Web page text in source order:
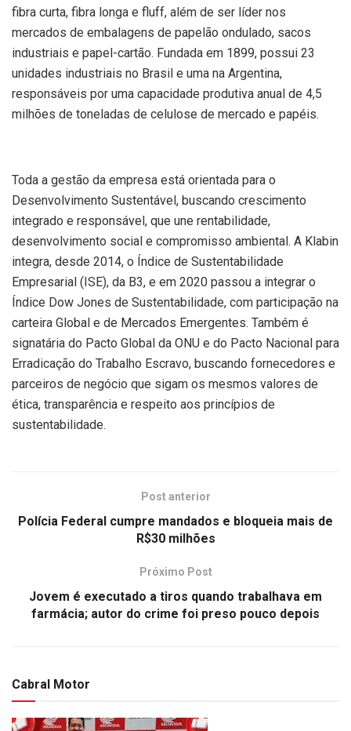
fibra curta, fibra longa e fluff, além de ser líder nos
mercados de embalagens de papelão ondulado, sacos
industriais e papel-cartão. Fundada em 1899, possui 23
unidades industriais no Brasil e uma na Argentina,
responsáveis por uma capacidade produtiva anual de 4,5
milhões de toneladas de celulose de mercado e papéis.
Toda a gestão da empresa está orientada para o
Desenvolvimento Sustentável, buscando crescimento
integrado e responsável, que une rentabilidade,
desenvolvimento social e compromisso ambiental. A Klabin
integra, desde 2014, o Índice de Sustentabilidade
Empresarial (ISE), da B3, e em 2020 passou a integrar o
Índice Dow Jones de Sustentabilidade, com participação na
carteira Global e de Mercados Emergentes. Também é
signatária do Pacto Global da ONU e do Pacto Nacional para
Erradicação do Trabalho Escravo, buscando fornecedores e
parceiros de negócio que sigam os mesmos valores de
ética, transparência e respeito aos princípios de
sustentabilidade.
Post anterior
Polícia Federal cumpre mandados e bloqueia mais de
R$30 milhões
Próximo Post
Jovem é executado a tiros quando trabalhava em
farmácia; autor do crime foi preso pouco depois
Cabral Motor